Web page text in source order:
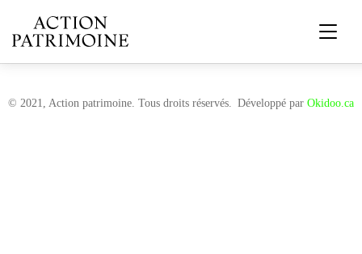
© 2021, Action patrimoine. Tous droits réservés. Développé par Okidoo.ca